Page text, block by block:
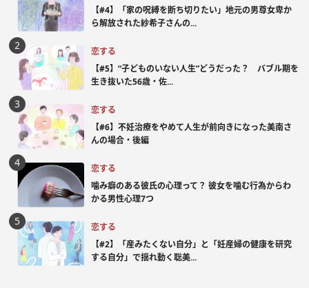
【#4】「家の呪縛を断ち切りたい」地元の男尊女卑か
ら解放された紗希子さんの...
恋する
【#5】“子どものいない人生”どうだった？ バブル期を
生き抜いた56歳・佐...
恋する
【#6】不妊治療をやめて人生が前向きになった美南さ
んの場合・後編
恋する
噛み癖のある彼氏の心理って？ 彼女を噛む行為からわ
かる男性心理7つ
恋する
【#2】「産みたくない自分」と「妊産婦の健康を研究
する自分」で揺れ動く聡美...